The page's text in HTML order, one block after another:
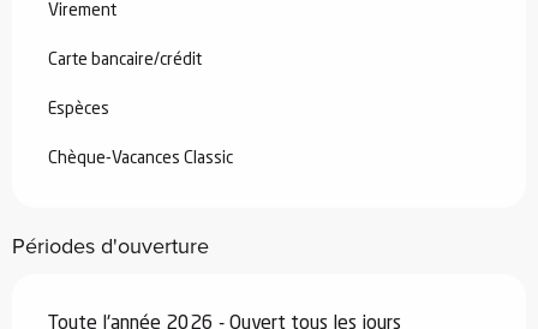
Virement
Carte bancaire/crédit
Espèces
Chèque-Vacances Classic
Périodes d'ouverture
Toute l'année 2026 - Ouvert tous les jours